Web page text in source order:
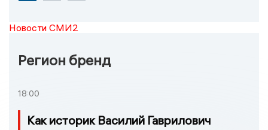
Новости СМИ2
Регион бренд
18:00
Как историк Василий Гаврилович